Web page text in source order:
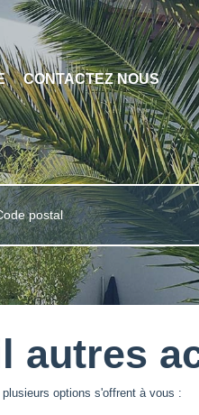
CONTACTEZ NOUS
postal
autres
options s'offrent à vous :